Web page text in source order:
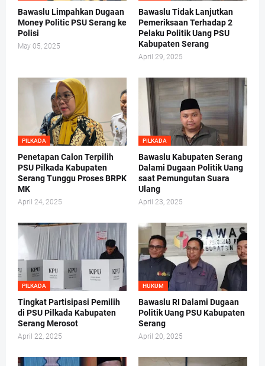
Bawaslu Limpahkan Dugaan
Money Politic PSU Serang ke
Polisi
May 05, 2025
Bawaslu Tidak Lanjutkan
Pemeriksaan Terhadap 2
Pelaku Politik Uang PSU
Kabupaten Serang
April 29, 2025
PILKADA
Penetapan Calon Terpilih
PSU Pilkada Kabupaten
Serang Tunggu Proses BRPK
MK
April 24, 2025
PILKADA
Bawaslu Kabupaten Serang
Dalami Dugaan Politik Uang
saat Pemungutan Suara
Ulang
April 23, 2025
PILKADA
Tingkat Partisipasi Pemilih
di PSU Pilkada Kabupaten
Serang Merosot
April 22, 2025
HUKUM
Bawaslu RI Dalami Dugaan
Politik Uang PSU Kabupaten
Serang
April 20, 2025